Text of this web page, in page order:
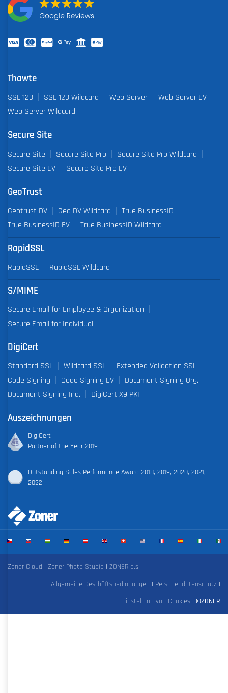
Thawte
SSL 123 SSL 123 Wildcard Web Server
Web Server EV
Web Server Wildcard
Secure Site
Secure Site Secure Site Pro
Secure Site Pro Wildcard
Secure Site EV
Secure Site Pro EV
GeoTrust
Geotrust DV Geo DV Wildcard
True BusinessID
True BusinessID EV
True BusinessID Wildcard
RapidSSL
RapidSSL RapidSSL Wildcard
S/MIME
Secure Email for Employee & Organization
Secure Email for Individual
DigiCert
Standard SSL Wildcard SSL
Extended Validation SSL
Code Signing
Code Signing EV
Document Signing Org.
Document Signing Ind.
DigiCert X9 PKI
Auszeichnungen
DigiCert
Partner of the Year 2019
Outstanding Sales Performance Award 2018, 2019, 2020, 2021,
2022
Zoner Cloud | Zoner Photo Studio | ZONER a.s.
Allgemeine Geschäftsbedingungen | Personendatenschutz |
Einstellung von Cookies | ©ZONER